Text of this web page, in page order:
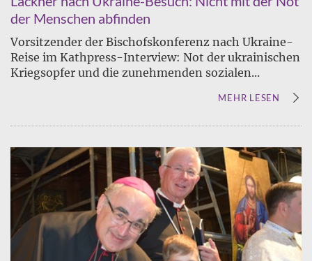
der Menschen abfinden
Vorsitzender der Bischofskonferenz nach Ukraine-
Reise im Kathpress-Interview: Not der ukrainischen
Kriegsopfer und die zunehmenden sozialen...
MEHR LESEN